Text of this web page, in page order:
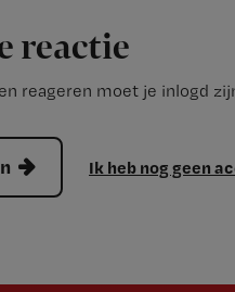
reactie
reageren moet je inlogd
Ik heb nog geen